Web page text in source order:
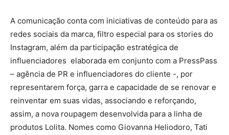
A comunicação conta com iniciativas de conteúdo para as
redes sociais da marca, filtro especial para os stories do
Instagram, além da participação estratégica de
influenciadores elaborada em conjunto com a PressPass
– agência de PR e influenciadores do cliente -, por
representarem força, garra e capacidade de se renovar e
reinventar em suas vidas, associando e reforçando,
assim, a nova roupagem desenvolvida para a linha de
produtos Lolita. Nomes como Giovanna Heliodoro, Tati